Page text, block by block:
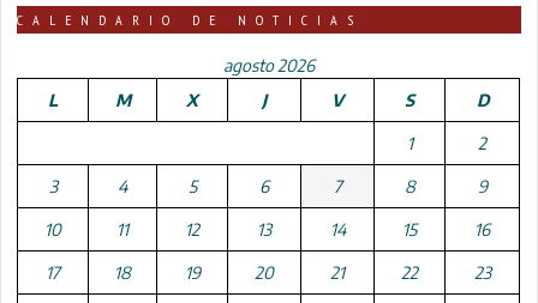
CALENDARIO DE NOTICIAS
agosto 2026
L
M X J V S D
1 2
3 4 5 6 7 8 9
10 11 12 13 14 15 16
17 18 19 20 21 22 23